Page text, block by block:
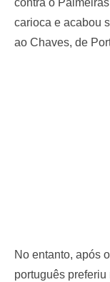
contra o
carioca e acabou
ao Chaves, de
No entanto, após
português